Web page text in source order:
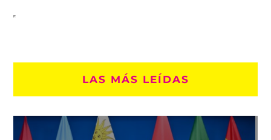
LAS MÁS LEÍDAS